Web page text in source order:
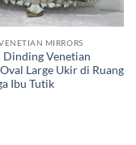
MIRRORS
Dinding Venetian
Large Ukir di Ruang
Ibu Tutik